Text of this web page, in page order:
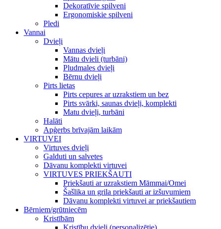
Dekoratīvie spilveni
Ergonomiskie spilveni
Pledi
Vannai
Dvieļi
Vannas dvieļi
Mātu dvieli (turbāni)
Pludmales dvieļi
Bērnu dvieļi
Pirts lietas
Pirts cepures ar uzrakstiem un bez
Pirts svārki, saunas dvieļi, komplekti
Matu dvieļi, turbāni
Halāti
Apģerbs brīvajām laikām
VIRTUVEI
Virtuves dvieļi
Galduti un salvetes
Dāvanu komplekti virtuvei
VIRTUVES PRIEKŠAUTI
Priekšauti ar uzrakstiem Māmmai/Omei
Šašlika un grila priekšauti ar izšuvumiem
Dāvanu komplekti virtuvei ar priekšautiem
Bērniem/grūtniecēm
Kristībām
Kristību dvieļi (personalizētie)